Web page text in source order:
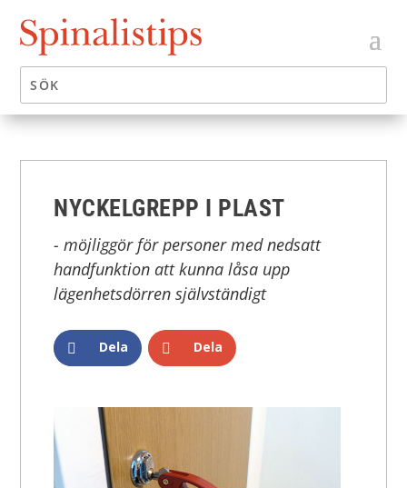
NYCKELGREPP I PLAST
- möjliggör för personer med nedsatt
handfunktion att kunna låsa upp
lägenhetsdörren självständigt
Dela Dela